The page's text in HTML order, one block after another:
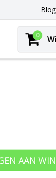
Blog
0
AAN